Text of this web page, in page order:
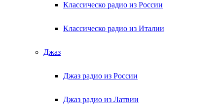
Классическо радио из России
Классическо радио из Италии
Джаз
Джаз радио из России
Джаз радио из Латвии